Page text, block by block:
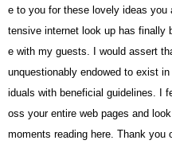
e to you for these lovely ideas
tensive internet look up has finally
e with my guests. I would assert
unquestionably endowed to exist
iduals with beneficial guidelines. I
oss your entire web pages and
moments reading here. Thank you